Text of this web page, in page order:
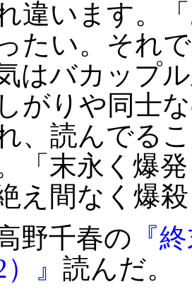
違います。
たい。それ
はバカップ
がりや同士
、読んでる
「末永く爆
絶え間なく爆
野千春の 『
）』 読んだ。